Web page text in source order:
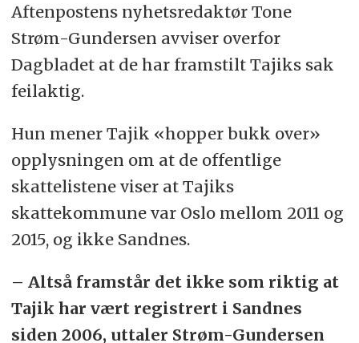
Aftenpostens nyhetsredaktør Tone
Strøm-Gundersen avviser overfor
Dagbladet at de har framstilt Tajiks sak
feilaktig.
Hun mener Tajik «hopper bukk over»
opplysningen om at de offentlige
skattelistene viser at Tajiks
skattekommune var Oslo mellom 2011 og
2015, og ikke Sandnes.
– Altså framstår det ikke som riktig at
Tajik har vært registrert i Sandnes
siden 2006, uttaler Strøm-Gundersen